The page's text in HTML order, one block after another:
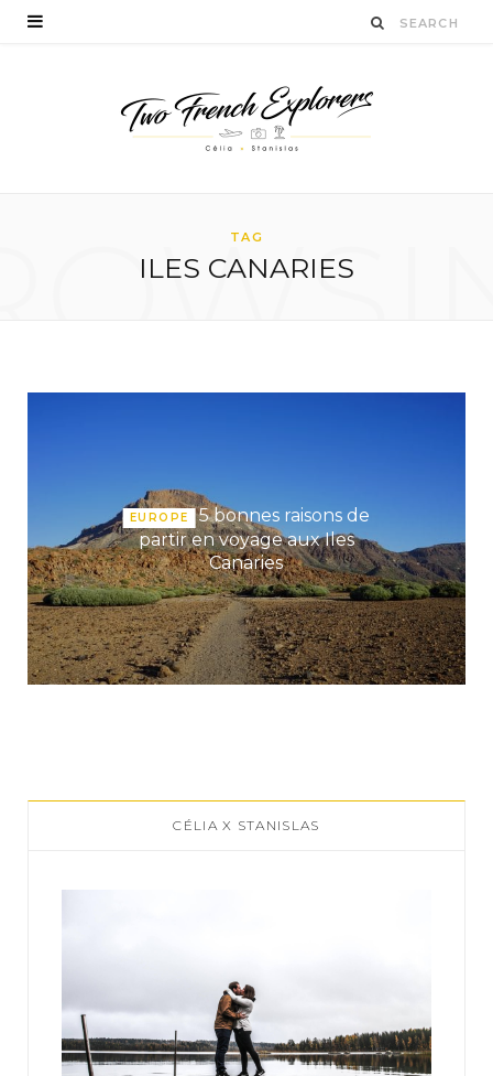
TAG
ILES CANARIES
EUROPE
5 bonnes raisons de
partir en voyage aux Iles
Canaries
CÉLIA X STANISLAS